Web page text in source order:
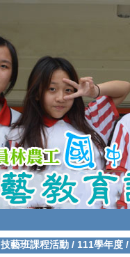
技藝班課程活動 / 111學年度